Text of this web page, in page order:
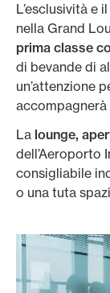
L’esclusività e
nella Grand
prima classe
di bevande di
un’attenzione
La lounge,
dell’Aeroporto
consigliabile
o una tuta